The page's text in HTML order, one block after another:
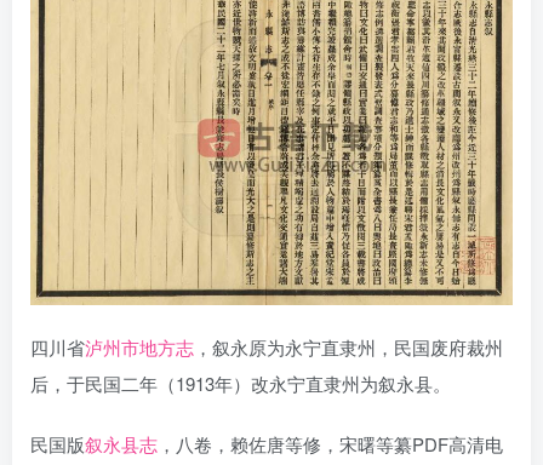
四川省泸州市地方志 ，叙永原为永宁直隶州，民国废府裁州
后，于民国二年（1913年）改永宁直隶州为叙永县。
民国版叙永县志 ，八卷，赖佐唐等修，宋曙等纂PDF高清电